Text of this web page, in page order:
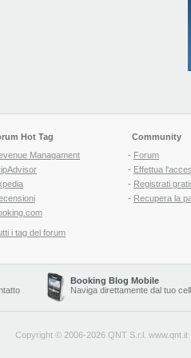
Hot Tag
Managament
i tag del forum
Community
- Forum
- Effettua
- Registrati
- Recupera la
Booking Blog Mobile
Naviga direttamente dal tuo
Copyright © 2006-2026 QNT S.r.l. www.qnt.it